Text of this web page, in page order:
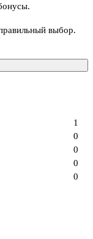
выбор.
0
0
0
0
1